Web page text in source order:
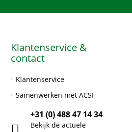
Klantenservice &
contact
Klantenservice
Samenwerken met ACSI
+31 (0) 488 47 14 34
Bekijk de actuele